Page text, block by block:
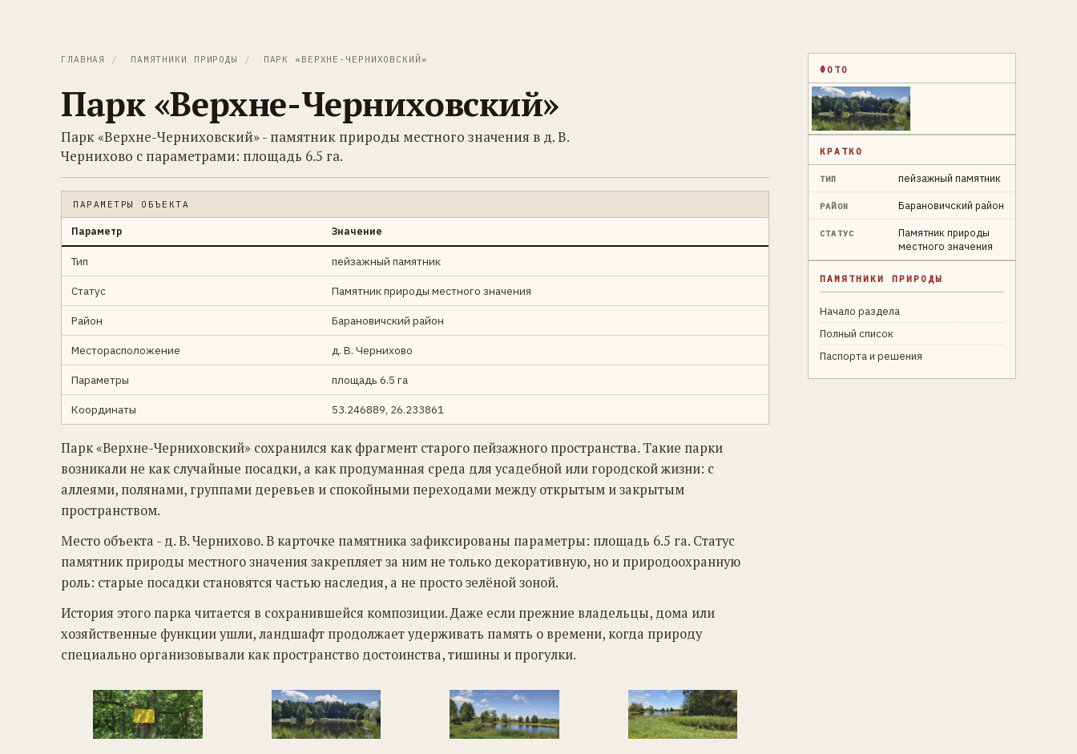
ГЛАВНАЯ / ПАМЯТНИКИ ПРИРОДЫ / ПАРК «ВЕРХНЕ-ЧЕРНИХОВСКИЙ»
Парк «Верхне-Черниховский»
Парк «Верхне-Черниховский» - памятник природы местного значения в д. В.
Чернихово с параметрами: площадь 6.5 га.
ПАРАМЕТРЫ ОБЪЕКТА
Параметр Значение
Тип пейзажный памятник
Статус Памятник природы местного значения
Район Барановичский район
Месторасположение д. В. Чернихово
Параметры площадь 6.5 га
Координаты 53.246889, 26.233861
Парк «Верхне-Черниховский» сохранился как фрагмент старого пейзажного пространства. Такие парки
возникали не как случайные посадки, а как продуманная среда для усадебной или городской жизни: с
аллеями, полянами, группами деревьев и спокойными переходами между открытым и закрытым
пространством.
Место объекта - д. В. Чернихово. В карточке памятника зафиксированы параметры: площадь 6.5 га. Статус
памятник природы местного значения закрепляет за ним не только декоративную, но и природоохранную
роль: старые посадки становятся частью наследия, а не просто зелёной зоной.
История этого парка читается в сохранившейся композиции. Даже если прежние владельцы, дома или
хозяйственные функции ушли, ландшафт продолжает удерживать память о времени, когда природу
специально организовывали как пространство достоинства, тишины и прогулки.
ФОТО
КРАТКО
ТИП пейзажный памятник
РАЙОН Барановичский район
СТАТУС
Памятник природы
местного значения
ПАМЯТНИКИ ПРИРОДЫ
Начало раздела
Полный список
Паспорта и решения